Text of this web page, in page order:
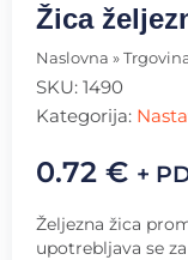
Žica
Naslovna »
SKU: 1490
Kategorija:
0.72 € +
Željezna žica
upotrebljava se